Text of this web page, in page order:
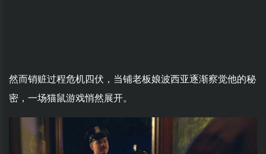
然而销赃过程危机四伏，当铺老板娘波西亚逐渐察觉他的秘
密，一场猫鼠游戏悄然展开。